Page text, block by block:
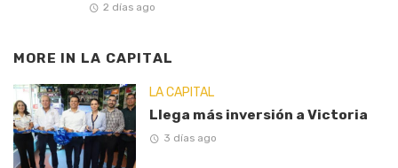
2 días ago
MORE IN LA CAPITAL
LA CAPITAL
Llega más inversión a Victoria
3 días ago